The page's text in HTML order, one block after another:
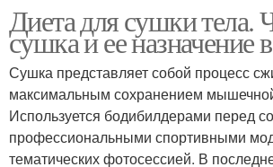
Диета для сушки тела.
сушка и ее назначение
Сушка представляет собой процесс
максимальным сохранением
Используется бодибилдерами перед
профессиональными спортивными
тематических фотосессией. В